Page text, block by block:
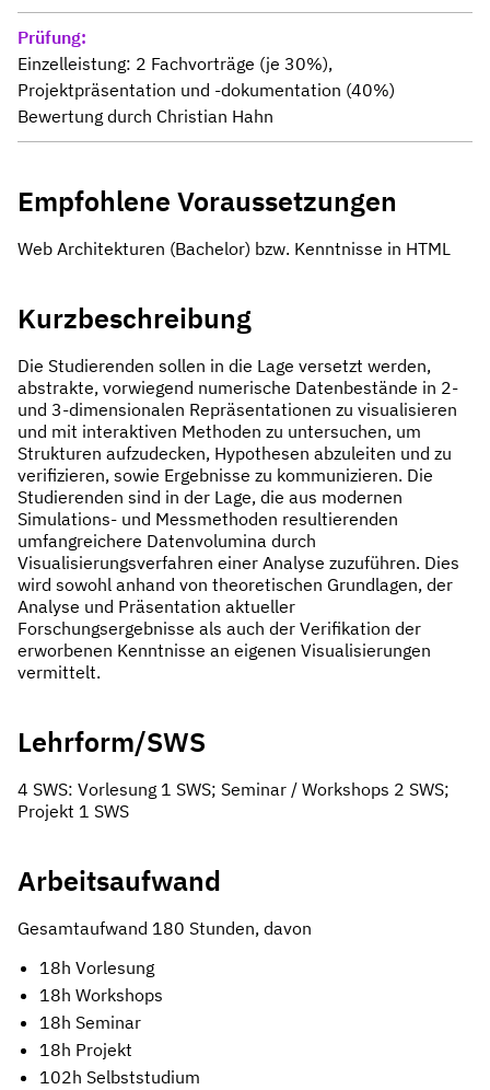
Prüfung
Einzelleistung: 2 Fachvorträge (je 30%),
Projektpräsentation und -dokumentation (40%)
Bewertung durch Christian Hahn
Empfohlene Voraussetzungen
Web Architekturen (Bachelor) bzw. Kenntnisse in HTML
Kurzbeschreibung
Die Studierenden sollen in die Lage versetzt werden,
abstrakte, vorwiegend numerische Datenbestände in 2-
und 3-dimensionalen Repräsentationen zu visualisieren
und mit interaktiven Methoden zu untersuchen, um
Strukturen aufzudecken, Hypothesen abzuleiten und zu
verifizieren, sowie Ergebnisse zu kommunizieren. Die
Studierenden sind in der Lage, die aus modernen
Simulations- und Messmethoden resultierenden
umfangreichere Datenvolumina durch
Visualisierungsverfahren einer Analyse zuzuführen. Dies
wird sowohl anhand von theoretischen Grundlagen, der
Analyse und Präsentation aktueller
Forschungsergebnisse als auch der Verifikation der
erworbenen Kenntnisse an eigenen Visualisierungen
vermittelt.
Lehrform/SWS
4 SWS: Vorlesung 1 SWS; Seminar / Workshops 2 SWS;
Projekt 1 SWS
Arbeitsaufwand
Gesamtaufwand 180 Stunden, davon
18h Vorlesung
18h Workshops
18h Seminar
18h Projekt
102h Selbststudium